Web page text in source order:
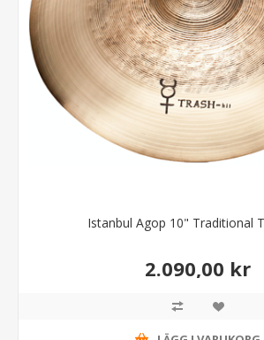
Istanbul Agop 10" Traditional
2.090,00 kr